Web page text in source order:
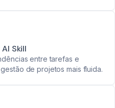
Skill
entre tarefas e
de projetos mais fluida.